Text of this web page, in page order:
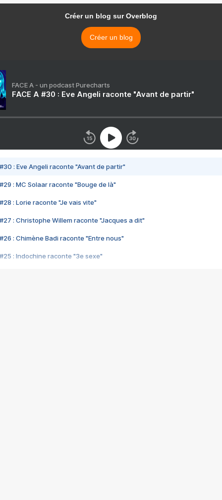
Créer un blog sur Overblog
Créer un blog
FACE A - un podcast Purecharts
FACE A #30 : Eve Angeli raconte "Avant de partir"
#30 : Eve Angeli raconte "Avant de partir"
#29 : MC Solaar raconte "Bouge de là"
#28 : Lorie raconte "Je vais vite"
#27 : Christophe Willem raconte "Jacques a dit"
#26 : Chimène Badi raconte "Entre nous"
#25 : Indochine raconte "3e sexe"